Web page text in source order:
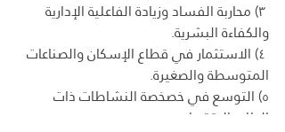
۳) محاربة الفساد وزيادة الفاعلية الإدارية
والكفاءة البشرية.
٤) الاستثمار في قطاع الإسكان والصناعات
المتوسطة والصغيرة.
٥) التوسع في خصخصة النشاطات ذات
الطابع الاقتصادي.